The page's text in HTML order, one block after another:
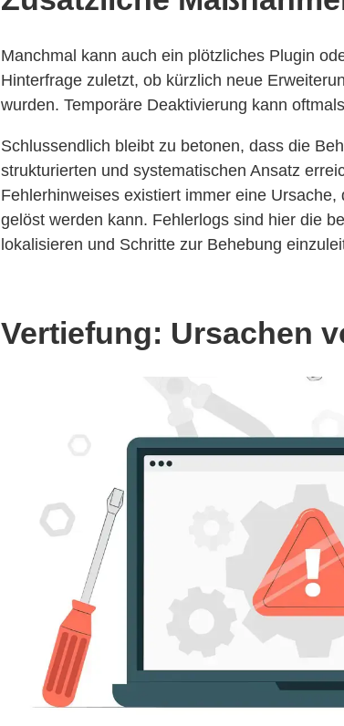
Manchmal kann auch ein plötzliches Plugin
Hinterfrage zuletzt, ob kürzlich neue
wurden. Temporäre Deaktivierung kann
Schlussendlich bleibt zu betonen, dass die
strukturierten und systematischen Ansatz
Fehlerhinweises existiert immer eine
gelöst werden kann. Fehlerlogs sind hier die
lokalisieren und Schritte zur Behebung
Vertiefung: Ursachen